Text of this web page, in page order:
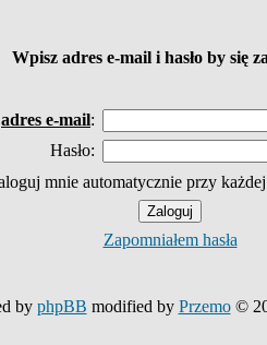
Wpisz adres e-maili hasło by się
adres e-mail:
Hasło:
mnie automatycznie przy
Zapomniałem hasła
by phpBB modified by Przemo©